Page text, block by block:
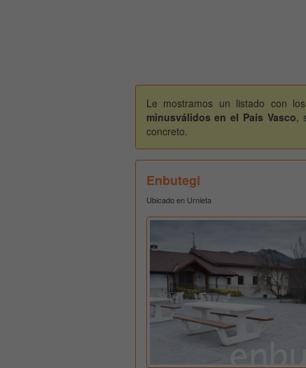
Le mostramos un listado con
minusválidos en el País Vasco,
concreto.
Enbutegi
Ubicado en Urnieta